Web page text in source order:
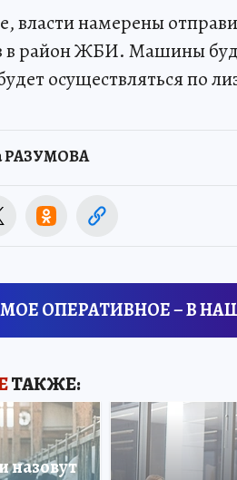
власти намерены
в район ЖБИ. Машины
осуществляться по
РАЗУМОВА
ОПЕРАТИВНОЕ – В
ТАКЖЕ:
назовут